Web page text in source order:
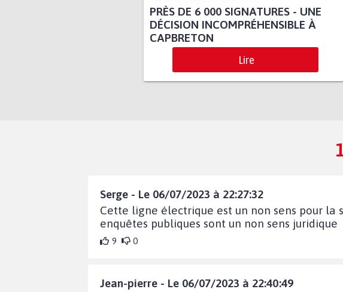
PRÈS DE 6 000 SIGNATURES - UNE
DÉCISION INCOMPRÉHENSIBLE À
CAPBRETON
Lire
Serge - Le 06/07/2023 à 22:27:32
Cette ligne électrique est un non sens pour la
enquêtes publiques sont un non sens juridique
9 0
Jean-pierre - Le 06/07/2023 à 22:40:49